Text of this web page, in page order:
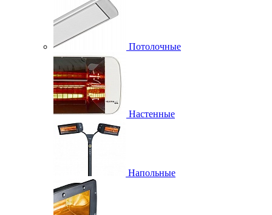
Потолочные
Настенные
Напольные